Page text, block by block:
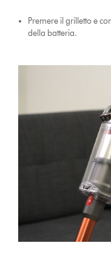
Premere il grilletto e
della batteria.